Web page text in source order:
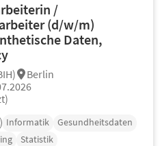
/
(d/w/m)
Daten,
Berlin
Informatik
Gesundheitsdaten
Statistik